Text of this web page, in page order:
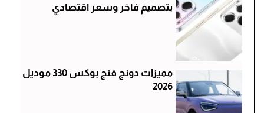
بتصميم فاخر وسعر اقتصادي
مميزات دونج فنج بوكس 330 موديل
2026